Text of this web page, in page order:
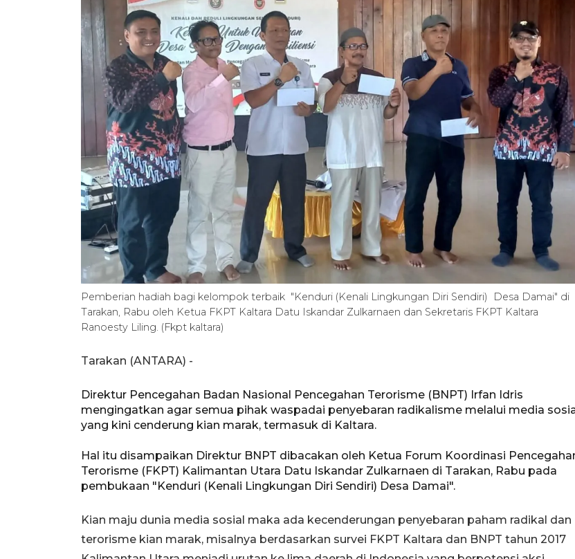
Pemberian hadiah bagi kelompok terbaik "Kenduri (Kenali Lingkungan Diri Sendiri) Desa Damai" di
Tarakan, Rabu oleh Ketua FKPT Kaltara Datu Iskandar Zulkarnaen dan Sekretaris FKPT Kaltara
Ranoesty Liling. (Fkpt kaltara)
Tarakan (ANTARA) -
Direktur Pencegahan Badan Nasional Pencegahan Terorisme (BNPT) Irfan Idris
mengingatkan agar semua pihak waspadai penyebaran radikalisme melalui media
yang kini cenderung kian marak, termasuk di Kaltara.
Hal itu disampaikan Direktur BNPT dibacakan oleh Ketua Forum Koordinasi
Terorisme (FKPT) Kalimantan Utara Datu Iskandar Zulkarnaen di Tarakan, Rabu pada
pembukaan "Kenduri (Kenali Lingkungan Diri Sendiri) Desa Damai".
Kian maju dunia media sosial maka ada kecenderungan penyebaran paham radikal dan
terorisme kian marak, misalnya berdasarkan survei FKPT Kaltara dan BNPT tahun 2017